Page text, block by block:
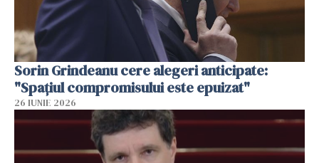
Sorin Grindeanu cere alegeri anticipate:
"Spațiul compromisului este epuizat"
26 IUNIE 2026